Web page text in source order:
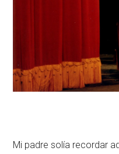
Mi padre solía recordar